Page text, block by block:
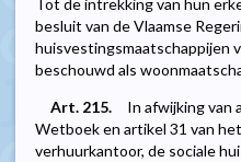
Tot de intrekking van hun
besluit van de Vlaamse
huisvestingsmaatschappijen
beschouwd als
Art. 215.
In afwijking van
Wetboek en artikel 31 van
verhuurkantoor, de sociale